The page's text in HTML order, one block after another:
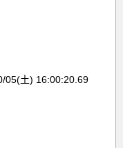
05(土) 16:00:20.69